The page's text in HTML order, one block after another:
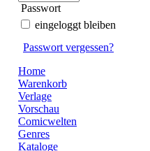
Passwort
eingeloggt bleiben
Passwort vergessen?
Home
Warenkorb
Verlage
Vorschau
Comicwelten
Genres
Kataloge